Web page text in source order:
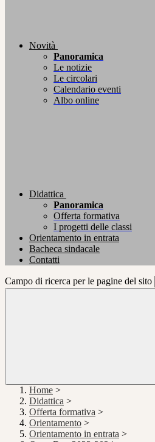
Novità
Panoramica
Le notizie
Le circolari
Calendario eventi
Albo online
Didattica
Panoramica
Offerta formativa
I progetti delle classi
Orientamento in entrata
Bacheca sindacale
Contatti
Campo di ricerca per le pagine del sito
Home >
Didattica >
Offerta formativa >
Orientamento >
Orientamento in entrata >